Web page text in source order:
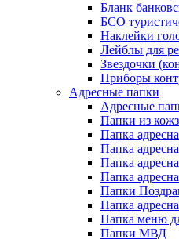
Бланк
БСО
Наклейки
Лейблы для
Звездочки
Приборы
Адресные папки
Адресные
Папки из
Папка
Папка
Папка
Папка
Папки
Папка
Папка меню
Папки МВД